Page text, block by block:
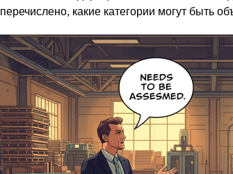
перечислено, какие категории могут быть